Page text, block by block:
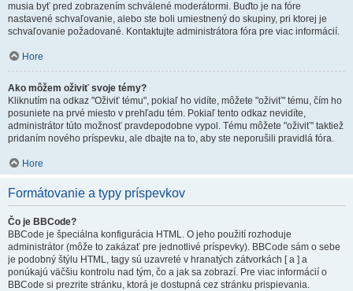
musia byť pred zobrazením schválené moderátormi. Buďto je na fóre
nastavené schvaľovanie, alebo ste boli umiestnený do skupiny, pri ktorej je
schvaľovanie požadované. Kontaktujte administrátora fóra pre viac informácií.
Hore
Ako môžem oživiť svoje témy?
Kliknutím na odkaz "Oživiť tému", pokiaľ ho vidíte, môžete "oživiť" tému, čím ho
posuniete na prvé miesto v prehľadu tém. Pokiaľ tento odkaz nevidíte,
administrátor túto možnosť pravdepodobne vypol. Tému môžete "oživiť" taktiež
pridaním nového príspevku, ale dbajte na to, aby ste neporušili pravidlá fóra.
Hore
Formátovanie a typy príspevkov
Čo je BBCode?
BBCode je špeciálna konfigurácia HTML. O jeho použití rozhoduje
administrátor (môže to zakázať pre jednotlivé príspevky). BBCode sám o sebe
je podobný štýlu HTML, tagy sú uzavreté v hranatých zátvorkách [ a ] a
ponúkajú väčšiu kontrolu nad tým, čo a jak sa zobrazí. Pre viac informácií o
BBCode si prezrite stránku, ktorá je dostupná cez stránku prispievania.